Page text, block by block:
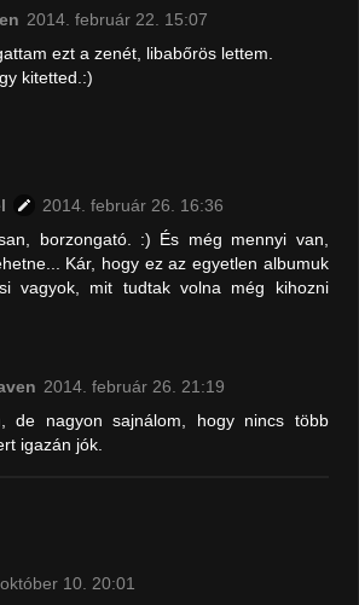
2014. február 22. 15:07
ezt a zenét, libabőrös lettem.
kitetted.:)
2014. február 26. 16:36
borzongató. :) És még mennyi van,
Kár, hogy ez az egyetlen albumuk
vagyok, mit tudtak volna még kihozni
2014. február 26. 21:19
de nagyon sajnálom, hogy nincs több
igazán jók.
10. 20:01